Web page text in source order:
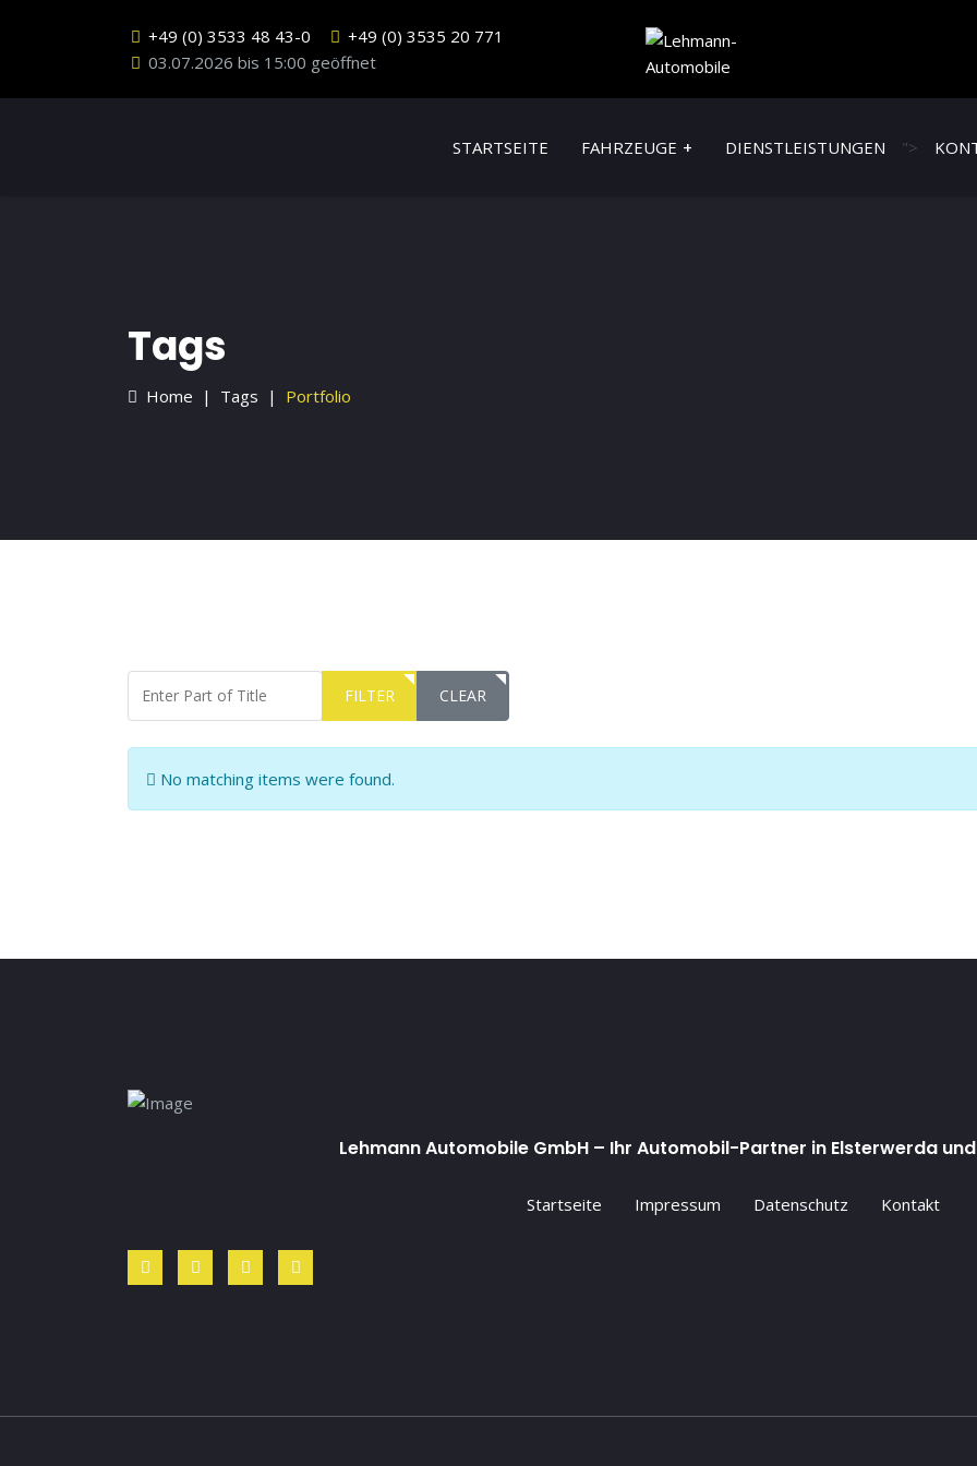
+49 (0) 3533 48 43-0
+49 (0) 3535 20 771
03.07.2026 bis 15:00 geöffnet
STARTSEITE FAHRZEUGE DIENSTLEISTUNGEN ">
Tags
Home Tags Portfolio
FILTER CLEAR
Info
No matching items were found.
Lehmann Automobile GmbH – Ihr Automobil-Partner in Elsterwerda
Startseite Impressum Datenschutz Kontakt